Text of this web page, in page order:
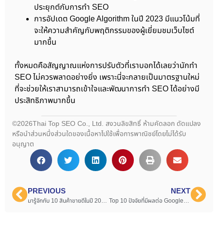
ประยุกต์กับการทำ SEO
การอัปเดต Google Algorithm ในปี 2023 มีแนวโน้มที่
จะให้ความสำคัญกับพฤติกรรมของผู้เยี่ยมชมเว็บไซต์
มากขึ้น
ทั้งหมดคือสัญญาณแห่งการปรับตัวที่เราบอกได้เลยว่านักทำ
SEO ไม่ควรพลาดอย่างยิ่ง เพราะนี่จะกลายเป็นมาตรฐานใหม่
ที่จะช่วยให้เราสามารถเข้าใจและพัฒนาการทำ SEO ได้อย่างมี
ประสิทธิภาพมากขึ้น
©2026Thai Top SEO Co., Ltd. สงวนลิขสิทธิ์ ห้ามคัดลอก ดัดแปลง
หรือนำส่วนหนึ่งส่วนใดของเนื้อหาไปใช้เพื่อการพาณิชย์โดยไม่ได้รับ
อนุญาต
PREVIOUS
มารู้จักกับ 10 สินค้าขายดีในปี 2022 เพื่อให้การ ขายของออนไลน์ ในปี 2023 ได้ปังและสุดดังสนั่นเมือง
NEXT
Top 10 ปัจจัยที่มีผลต่อ Google Ranking 2023